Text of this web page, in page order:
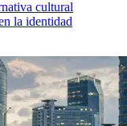
cultural
la identidad